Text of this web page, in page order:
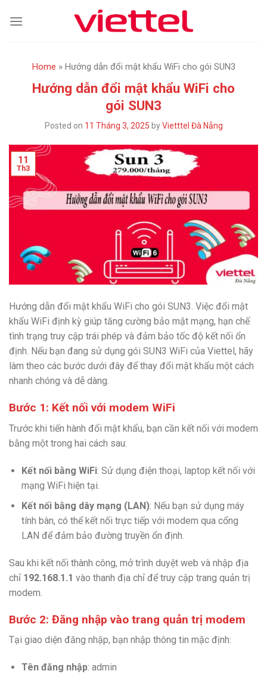
Home » Hướng dẫn đổi mật khẩu WiFi cho gói SUN3
Hướng dẫn đổi mật khẩu WiFi cho
gói SUN3
Posted on 11 Tháng 3, 2025 byVietttel Đà Nẵng
11
Th3
Hướng dẫn đổi mật khẩu WiFi cho gói SUN3. Việc đổi mật
khẩu WiFi định kỳ giúp tăng cường bảo mật mạng, hạn chế
tình trạng truy cập trái phép và đảm bảo tốc độ kết nối ổn
định. Nếu bạn đang sử dụng gói SUN3 WiFi của Viettel, hãy
làm theo các bước dưới đây để thay đổi mật khẩu một cách
nhanh chóng và dễ dàng.
Bước 1: Kết nối với modem WiFi
Trước khi tiến hành đổi mật khẩu, bạn cần kết nối với modem
bằng một trong hai cách sau:
Kết nối bằng WiFi: Sử dụng điện thoại, laptop kết nối với
mạng WiFi hiện tại.
Kết nối bằng dây mạng (LAN): Nếu bạn sử dụng máy
tính bàn, có thể kết nối trực tiếp với modem qua cổng
LAN để đảm bảo đường truyền ổn định.
Sau khi kết nối thành công, mở trình duyệt web và nhập địa
chỉ 192.168.1.1 vào thanh địa chỉ để truy cập trang quản trị
modem.
Bước 2: Đăng nhập vào trang quản trị modem
Tại giao diện đăng nhập, bạn nhập thông tin mặc định:
Tên đăng nhập: admin